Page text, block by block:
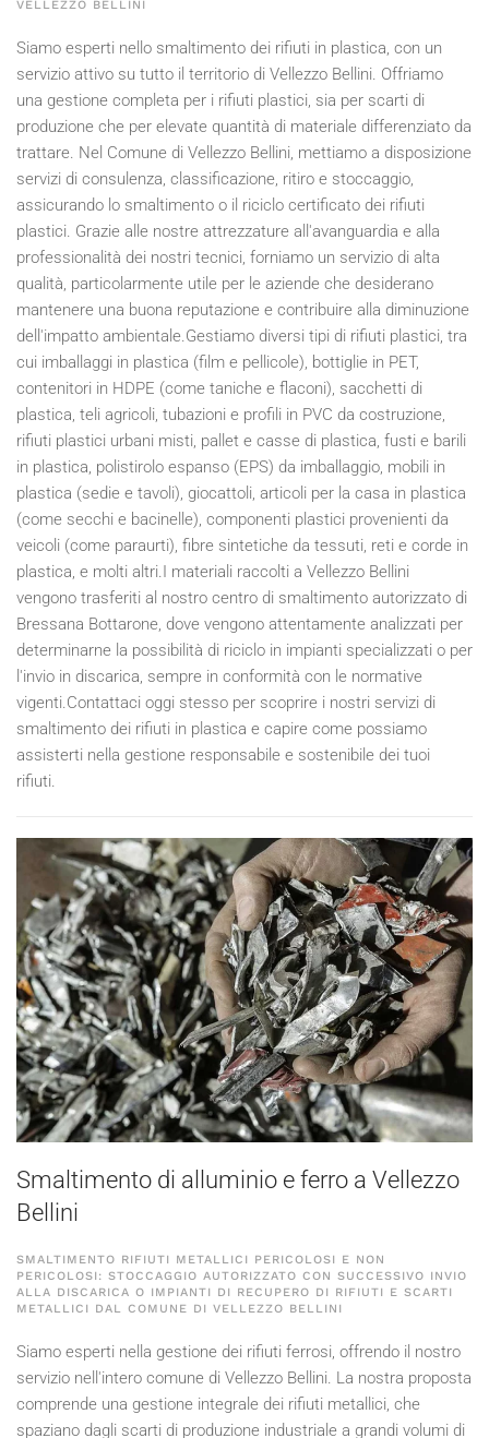
VELLEZZO BELLINI
Siamo esperti nello smaltimento dei rifiuti in plastica, con un
servizio attivo su tutto il territorio di Vellezzo Bellini. Offriamo
una gestione completa per i rifiuti plastici, sia per scarti di
produzione che per elevate quantità di materiale differenziato da
trattare. Nel Comune di Vellezzo Bellini, mettiamo a disposizione
servizi di consulenza, classificazione, ritiro e stoccaggio,
assicurando lo smaltimento o il riciclo certificato dei rifiuti
plastici. Grazie alle nostre attrezzature all'avanguardia e alla
professionalità dei nostri tecnici, forniamo un servizio di alta
qualità, particolarmente utile per le aziende che desiderano
mantenere una buona reputazione e contribuire alla diminuzione
dell'impatto ambientale.Gestiamo diversi tipi di rifiuti plastici, tra
cui imballaggi in plastica (film e pellicole), bottiglie in PET,
contenitori in HDPE (come taniche e flaconi), sacchetti di
plastica, teli agricoli, tubazioni e profili in PVC da costruzione,
rifiuti plastici urbani misti, pallet e casse di plastica, fusti e barili
in plastica, polistirolo espanso (EPS) da imballaggio, mobili in
plastica (sedie e tavoli), giocattoli, articoli per la casa in plastica
(come secchi e bacinelle), componenti plastici provenienti da
veicoli (come paraurti), fibre sintetiche da tessuti, reti e corde in
plastica, e molti altri.I materiali raccolti a Vellezzo Bellini
vengono trasferiti al nostro centro di smaltimento autorizzato di
Bressana Bottarone, dove vengono attentamente analizzati per
determinarne la possibilità di riciclo in impianti specializzati o per
l'invio in discarica, sempre in conformità con le normative
vigenti.Contattaci oggi stesso per scoprire i nostri servizi di
smaltimento dei rifiuti in plastica e capire come possiamo
assisterti nella gestione responsabile e sostenibile dei tuoi
rifiuti.
Smaltimento di alluminio e ferro a Vellezzo
Bellini
SMALTIMENTO RIFIUTI METALLICI PERICOLOSI E NON
PERICOLOSI: STOCCAGGIO AUTORIZZATO CON SUCCESSIVO INVIO
ALLA DISCARICA O IMPIANTI DI RECUPERO DI RIFIUTI E SCARTI
METALLICI DAL COMUNE DI VELLEZZO BELLINI
Siamo esperti nella gestione dei rifiuti ferrosi, offrendo il nostro
servizio nell'intero comune di Vellezzo Bellini. La nostra proposta
comprende una gestione integrale dei rifiuti metallici, che
spaziano dagli scarti di produzione industriale a grandi volumi di